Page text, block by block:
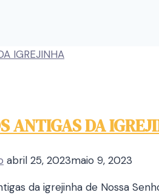
ANTIGAS DA
abril 25, 2023maio 9, 2023
da igrejinha de Nossa